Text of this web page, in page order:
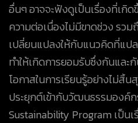
อื่นๆ อาจจะฟังดูเป็นเรื่องที่เกิ
ความต่อเนื่องไม่มีขาดช่วง รวม
เปลี่ยนแปลงให้กับแนวคิดที่แป
ทำให้เกิดการยอมรับซึ่งกันและ
โอกาสในการเรียนรู้อย่างไม่สิ้
ประยุกต์เข้ากับวัฒนธรรมองค์
Sustainability Program เป็น